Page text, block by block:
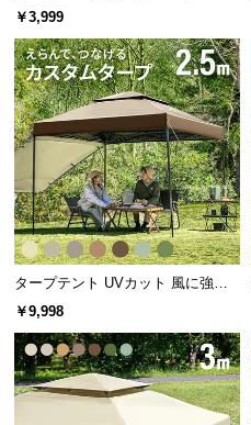
￥3,999
タープテント UVカット 風に強い
防水 新開発のブラックコーティン
￥9,998